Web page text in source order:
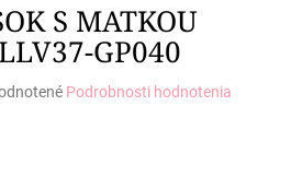
S MATKOU
GP040
Podrobnosti hodnotenia